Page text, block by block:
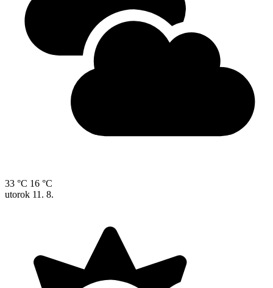
33 °C 16 °C
utorok 11. 8.